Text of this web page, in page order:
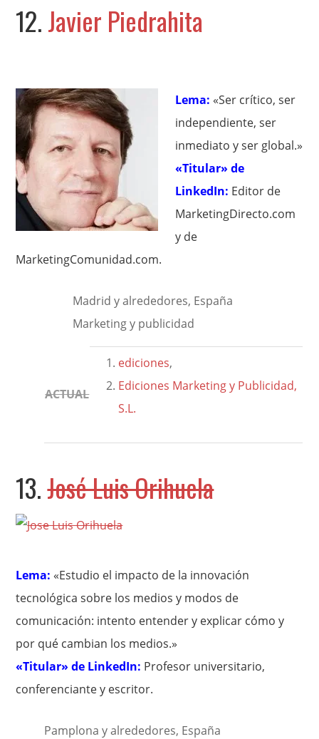
12.Javier Piedrahita
Lema: «Ser crítico, ser
independiente, ser
inmediato y ser global.»
«Titular» de
LinkedIn: Editor de
MarketingDirecto.com
y de
MarketingComunidad.com.
Madrid y alrededores, España
Marketing y publicidad
ACTUAL
ediciones,
Ediciones Marketing y Publicidad,
S.L.
13.José Luis Orihuela
Lema: «Estudio el impacto de la innovación
tecnológica sobre los medios y modos de
comunicación: intento entender y explicar cómo y
por qué cambian los medios.»
«Titular» de LinkedIn: Profesor universitario,
conferenciante y escritor.
Pamplona y alrededores, España